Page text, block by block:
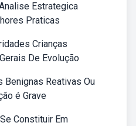
Estrategica
Praticas
Crianças
De Evolução
Benignas Reativas Ou
é Grave
Constituir Em